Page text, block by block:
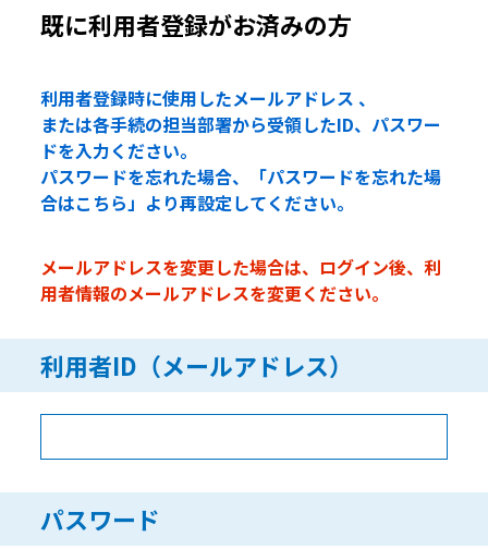
既に利用者登録がお済みの方
利用者登録時に使用したメールアドレス 、
または各手続の担当部署から受領したID、パスワー
ドを入力ください。
パスワードを忘れた場合、「パスワードを忘れた場
合はこちら」より再設定してください。
メールアドレスを変更した場合は、ログイン後、利
用者情報のメールアドレスを変更ください。
利用者ID（メールアドレス）
パスワード